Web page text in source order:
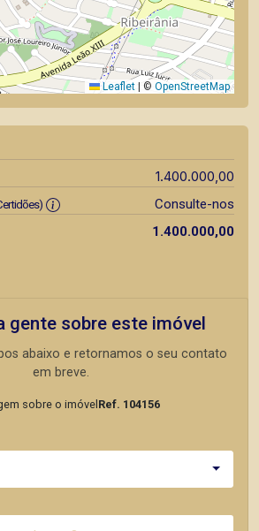
Leaflet © OpenStreetMap
1.400.000,00
Consulte-nos
1.400.000,00
gente sobre este imóvel
abaixo e retornamos o seu contato
em breve.
sobre o imóvel Ref. 104156